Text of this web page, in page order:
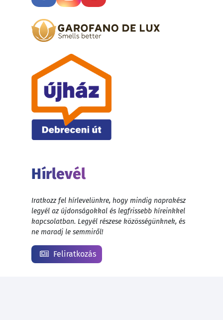
Hírlevél
Iratkozz fel hírlevelünkre, hogy mindig naprakész
legyél az újdonságokkal és legfrissebb híreinkkel
kapcsolatban. Legyél részese közösségünknek, és
ne maradj le semmiről!
Feliratkozás